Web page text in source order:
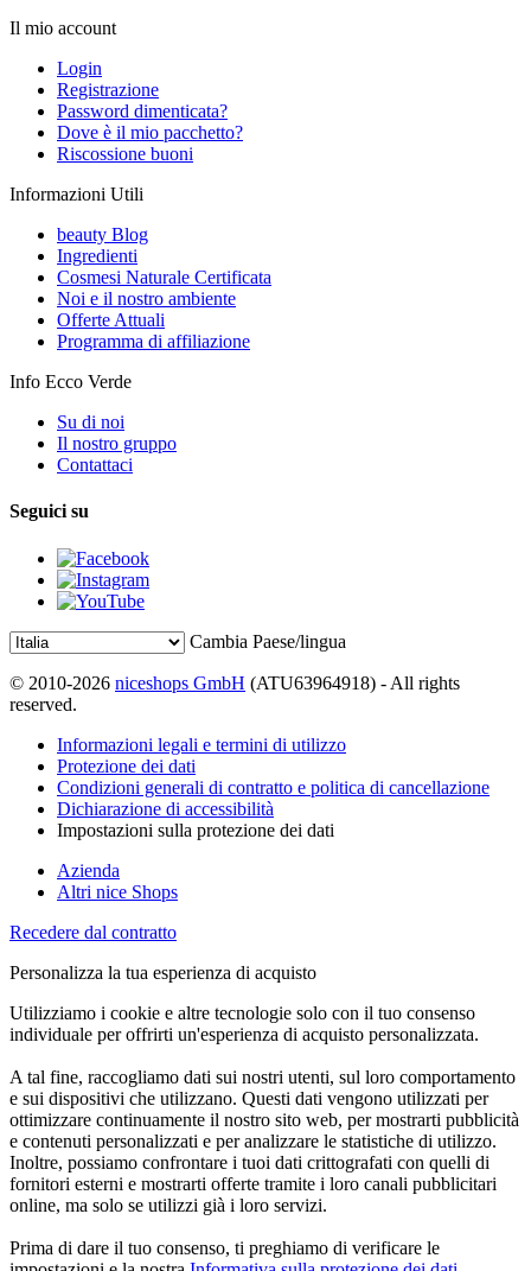
Il mio account
Login
Registrazione
Password dimenticata?
Dove è il mio pacchetto?
Riscossione buoni
Informazioni Utili
beauty Blog
Ingredienti
Cosmesi Naturale Certificata
Noi e il nostro ambiente
Offerte Attuali
Programma di affiliazione
Info Ecco Verde
Su di noi
Il nostro gruppo
Contattaci
Seguici su
Cambia Paese/lingua
© 2010-2026 niceshops GmbH (ATU63964918) - All rights
reserved.
Informazioni legali e termini di utilizzo
Protezione dei dati
Condizioni generali di contratto e politica di cancellazione
Dichiarazione di accessibilità
Impostazioni sulla protezione dei dati
Azienda
Altri nice Shops
Recedere dal contratto
Personalizza la tua esperienza di acquisto
Utilizziamo i cookie e altre tecnologie solo con il tuo consenso
individuale per offrirti un'esperienza di acquisto personalizzata.
A tal fine, raccogliamo dati sui nostri utenti, sul loro comportamento
e sui dispositivi che utilizzano. Questi dati vengono utilizzati per
ottimizzare continuamente il nostro sito web, per mostrarti pubblicità
e contenuti personalizzati e per analizzare le statistiche di utilizzo.
Inoltre, possiamo confrontare i tuoi dati crittografati con quelli di
fornitori esterni e mostrarti offerte tramite i loro canali pubblicitari
online, ma solo se utilizzi già i loro servizi.
Prima di dare il tuo consenso, ti preghiamo di verificare le